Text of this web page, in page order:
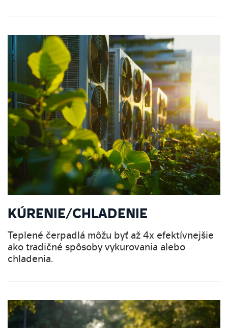
KÚRENIE/CHLADENIE
Teplené čerpadlá môžu byť až 4x efektívnejšie
ako tradičné spôsoby vykurovania alebo
chladenia.